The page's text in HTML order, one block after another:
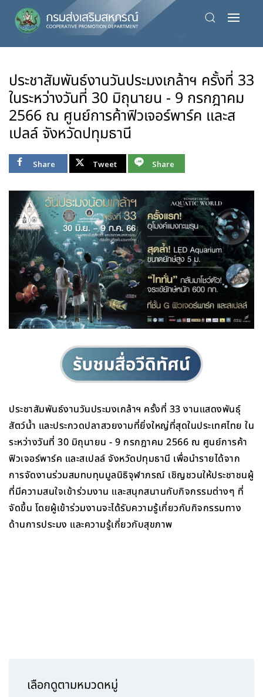
Skip
to
content
ประชาสัมพันธ์งานวันประมงเกล้าฯ ครั้งที่ 33
ในระหว่างวันที่ 30 มิถุนายน - 9 กรกฎาคม
2566 ณ ศูนย์การค้าฟิวเจอร์พาร์ค และส
เปลล์ จังหวัดปทุมธานี
Share Tweet Share
ประชาสัมพันธ์งานวันประมงเกล้าฯ ครั้งที่ 33 งานแสดงพันธุ์
สัตว์น้ำ และประกวดปลาสวยงามที่ยิ่งใหญ่ที่สุดในประเทศไทย ใน
ระหว่างวันที่ 30 มิถุนายน - 9 กรกฎาคม 2566 ณ ศูนย์การค้า
ฟิวเจอร์พาร์ค และสเปลล์ จังหวัดปทุมธานี เพื่อนำรายได้จาก
การจัดงานร่วมสมทบทุนมูลนิธิจุฬาภรณ์ เชิญชวนให้ประชาชนผู้
ที่มีความสนใจเข้าร่วมงาน และสนุกสนานกับกิจกรรมต่างๆ ที่
จัดขึ้น โดยผู้เข้าร่วมงานจะได้รับความรู้เกี่ยวกับกิจกรรมทาง
ด้านการประมง และความรู้เกี่ยวกับสุขภาพ
เลือกดูตามหมวดหมู่